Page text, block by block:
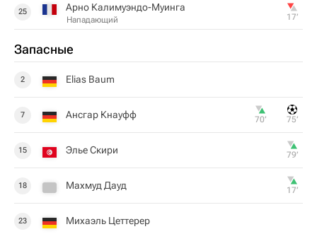
25 Арно Калимуэндо-Муинга
Нападающий 17‎’‎
Запасные
2 Elias Baum
7 Ансгар Кнауфф 70‎’‎ 75‎’‎
15 Элье Скири 79‎’‎
18 Махмуд Дауд 17‎’‎
23 Михаэль Цеттерер